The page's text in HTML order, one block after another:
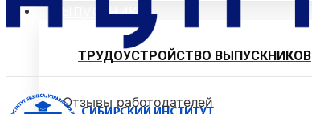
Выпускнику
ТРУДОУСТРОЙСТВО ВЫПУСКНИКОВ
Отзывы работодателей